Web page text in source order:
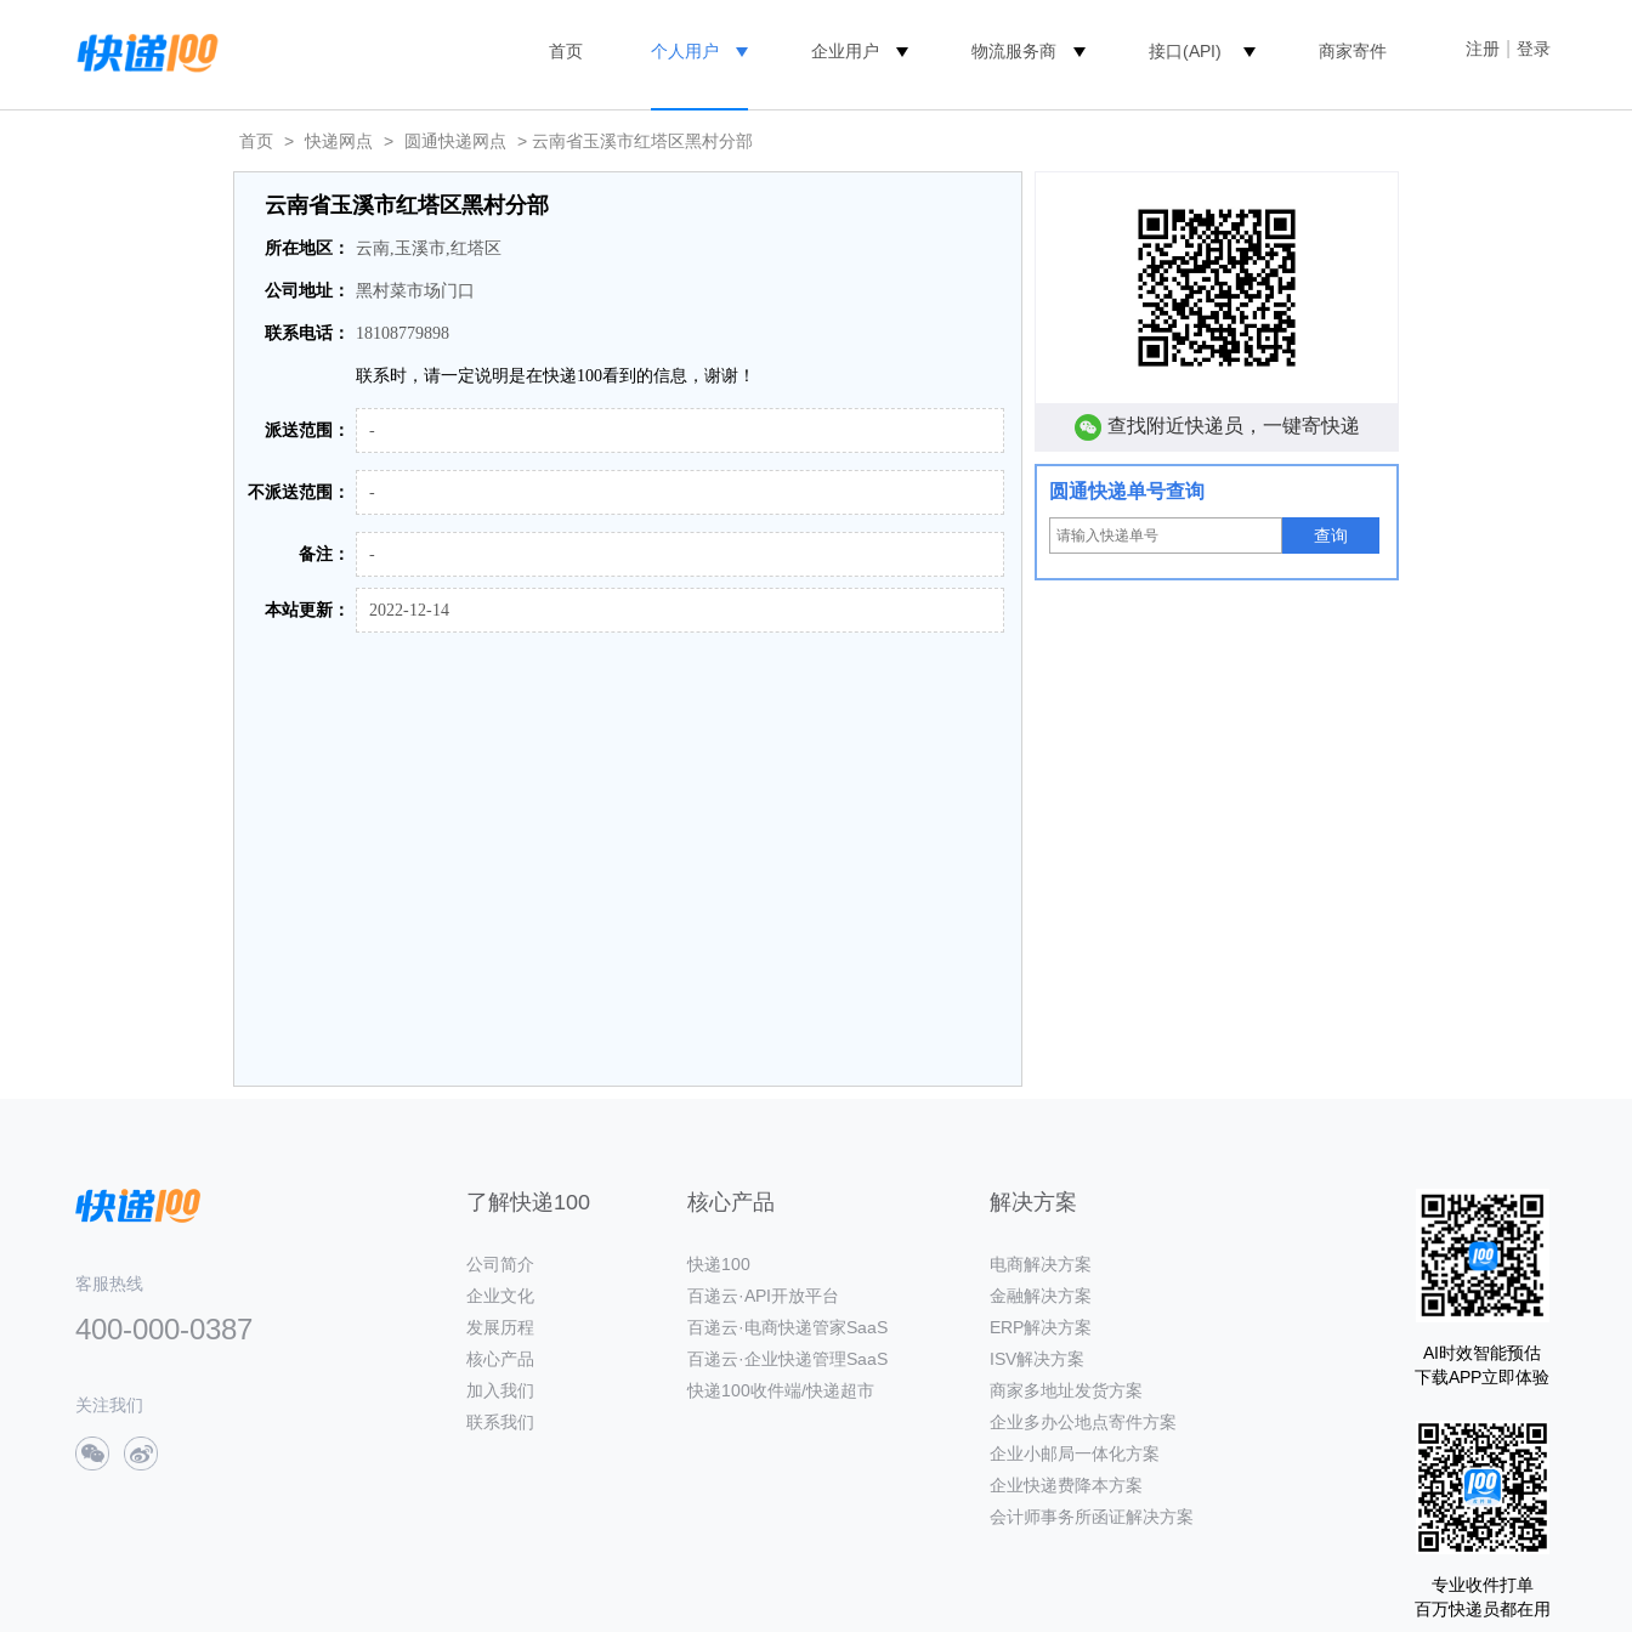
注册 登录
首页 个人用户 企业用户 物流服务商 接口(API) 商家寄件
首页 > 快递网点 > 圆通快递网点 > 云南省玉溪市红塔区黑村分部
云南省玉溪市红塔区黑村分部
所在地区： 云南,玉溪市,红塔区
公司地址： 黑村菜市场门口
联系电话： 18108779898
联系时，请一定说明是在快递100看到的信息，谢谢！
派送范围： -
不派送范围： -
备注： -
本站更新： 2022-12-14
查找附近快递员，一键寄快递
圆通快递单号查询
查询
客服热线
400-000-0387
关注我们
了解快递100
公司简介
企业文化
发展历程
核心产品
加入我们
联系我们
核心产品
快递100
百递云·API开放平台
百递云·电商快递管家SaaS
百递云·企业快递管理SaaS
快递100收件端/快递超市
解决方案
电商解决方案
金融解决方案
ERP解决方案
ISV解决方案
商家多地址发货方案
企业多办公地点寄件方案
企业小邮局一体化方案
企业快递费降本方案
会计师事务所函证解决方案
AI时效智能预估
下载APP立即体验
专业收件打单
百万快递员都在用